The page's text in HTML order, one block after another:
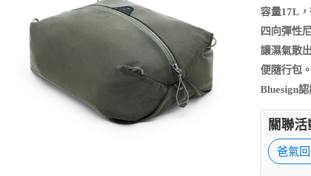
容量17L
四向彈性
讓濕氣散
便隨行包
Bluesign
關聯
爸氣